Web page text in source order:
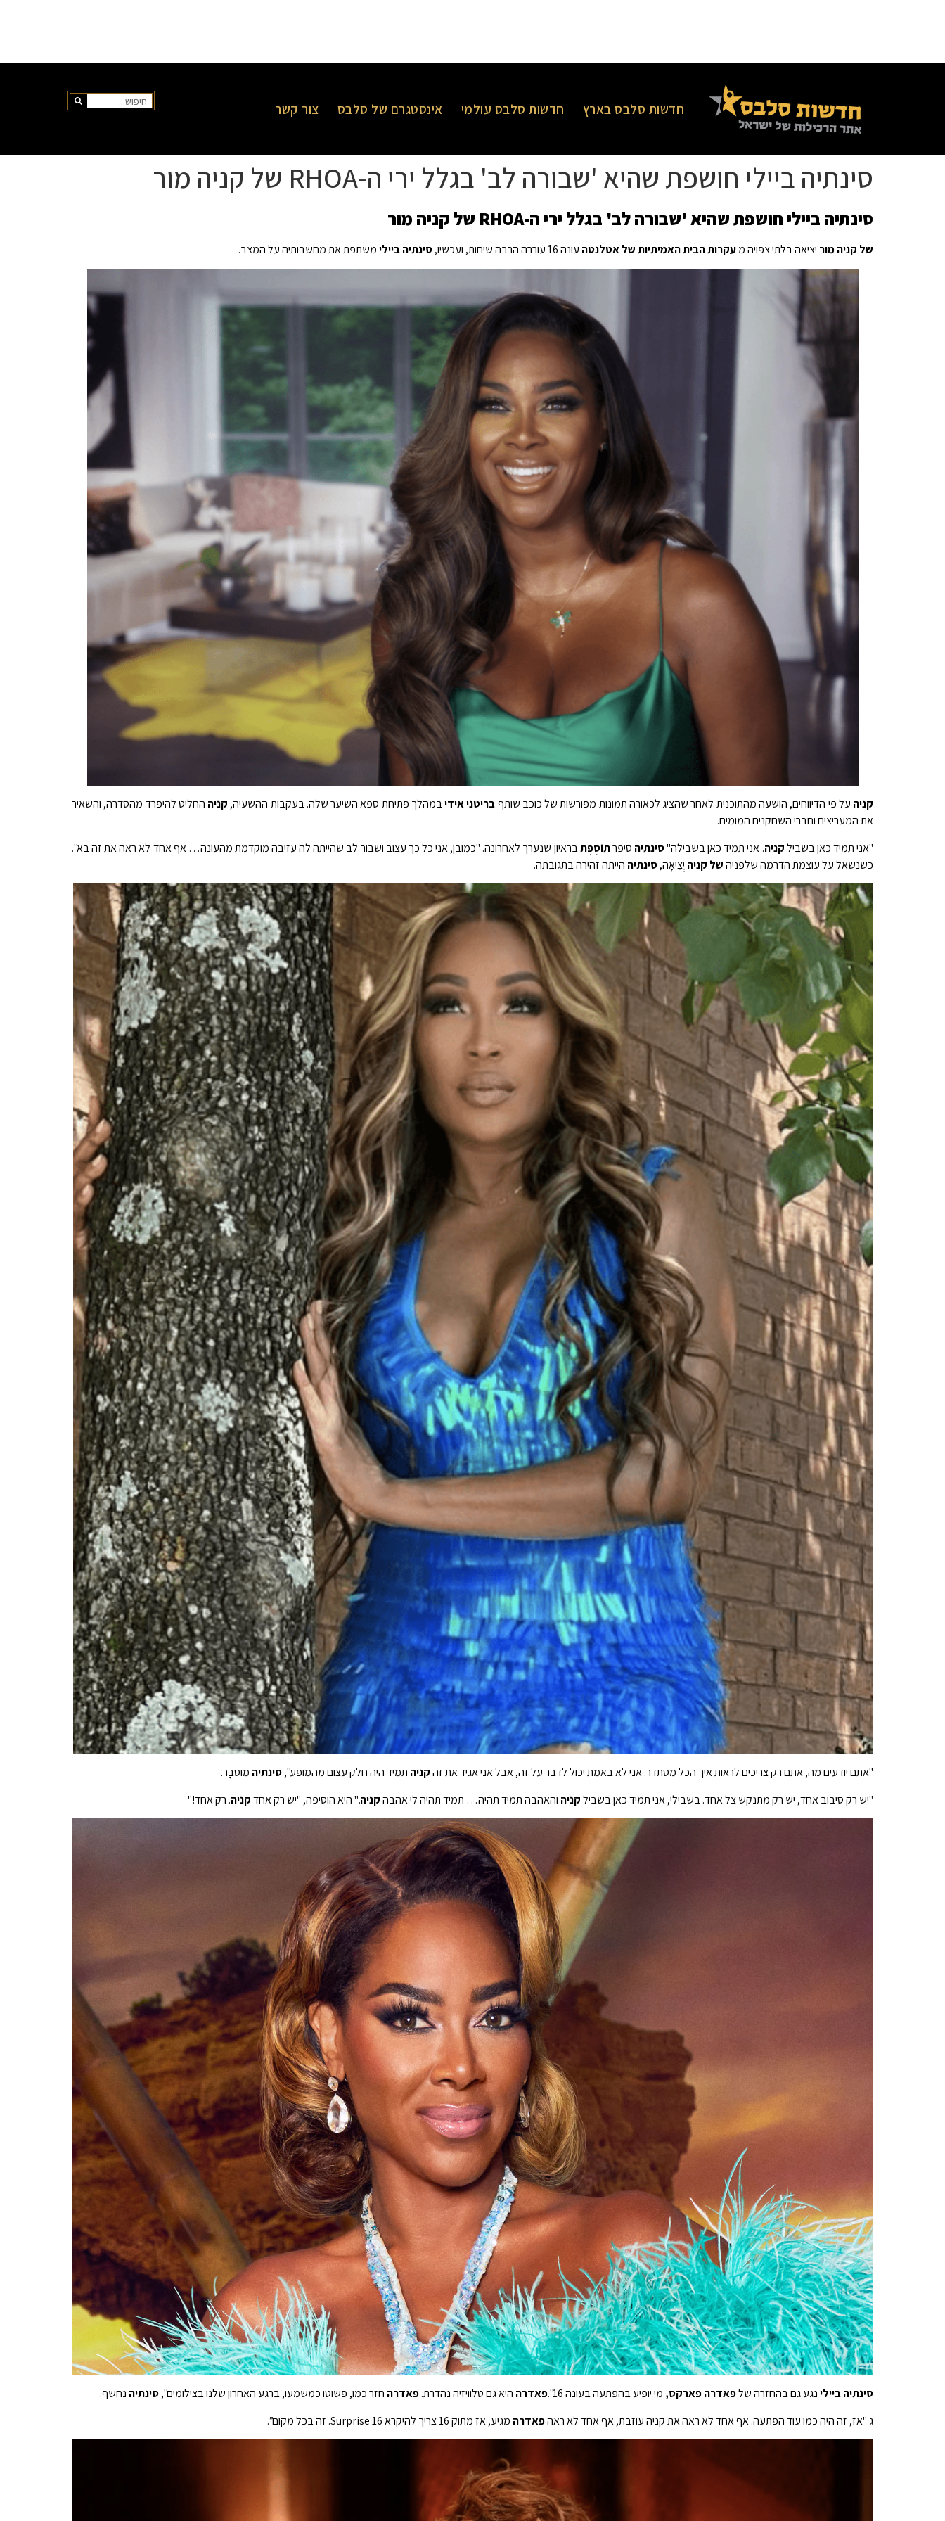
חדשות סלבס בארץ חדשות סלבס עולמי אינסטגרם של סלבס צור קשר
סינתיה ביילי חושפת שהיא 'שבורה לב' בגלל ירי ה-RHOA של קניה מור
סינתיה ביילי חושפת שהיא 'שבורה לב' בגלל ירי ה-RHOA של קניה מור
של קניה מור יציאה בלתי צפויה מעקרות הבית האמיתיות של אטלנטה עונה 16 עוררה הרבה שיחות, ועכשיו, סינתיה ביילימשתפת את מחשבותיה על המצב.
קניה על פי הדיווחים, הושעה מהתוכנית לאחר שהציג לכאורה תמונות מפורשות של כוכב שותףבריטני אידיבמהלך פתיחת ספא ​​השיער שלה. בעקבות ההשעיה, קניה החליט להיפרד מהסדרה, והשאיר
את המעריצים וחברי השחקנים המומים.
"אני תמיד כאן בשבילקניה. אני תמיד כאן בשבילה"סינתיה סיפרתוֹסֶפֶתבראיון שנערך לאחרונה. "כמובן, אני כל כך עצוב ושבור לב שהייתה לה עזיבה מוקדמת מהעונה… אף אחד לא ראה את זה בא".
כשנשאל על עוצמת הדרמה שלפניהשל קניה יְצִיאָה,סינתיה הייתה זהירה בתגובתה.
"אתם יודעים מה, אתם רק צריכים לראות איך הכל מסתדר. אני לא באמת יכול לדבר על זה, אבל אני אגיד את זהקניה תמיד היה חלק עצום מהמופע",סינתיה מוּסבָּר.
"יש רק סיבוב אחד, יש רק מתנקש צל אחד. בשבילי, אני תמיד כאן בשבילקניה והאהבה תמיד תהיה… תמיד תהיה לי אהבהקניה." היא הוסיפה, "יש רק אחדקניה. רק אחד!"
סינתיה ביילינגע גם בהחזרה שלפאדרה פארקס, מי יופיע בהפתעה בעונה 16". פאדרה היא גם טלוויזיה נהדרת.פאדרה חזר כמו, פשוטו כמשמעו, ברגע האחרון שלנו בצילומים",סינתיה נחשף.
ג "אז, זה היה כמו עוד הפתעה. אף אחד לא ראה את קניה עוזבת, אף אחד לא ראהפאדרה מגיע, אז מתוק 16 צריך להיקרא Surprise 16. זה בכל מקום”.